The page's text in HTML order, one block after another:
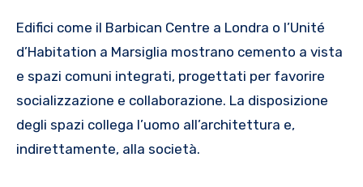
Edifici come il Barbican Centre a Londra o l’Unité
d’Habitation a Marsiglia mostrano cemento a vista
e spazi comuni integrati, progettati per favorire
socializzazione e collaborazione. La disposizione
degli spazi collega l’uomo all’architettura e,
indirettamente, alla società.